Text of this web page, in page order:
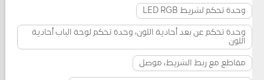
وحدة تحكم لشريط LED RGB
وحدة تحكم عن بعد أحادية اللون، وحدة تحكم لوحة الباب أحادية
اللون
مقاطع مع ربط الشريط، موصل